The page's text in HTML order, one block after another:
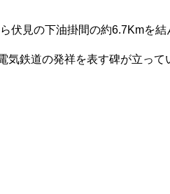
伏見の下油掛間の約6.7Kmを結
鉄道の発祥を表す碑が立って